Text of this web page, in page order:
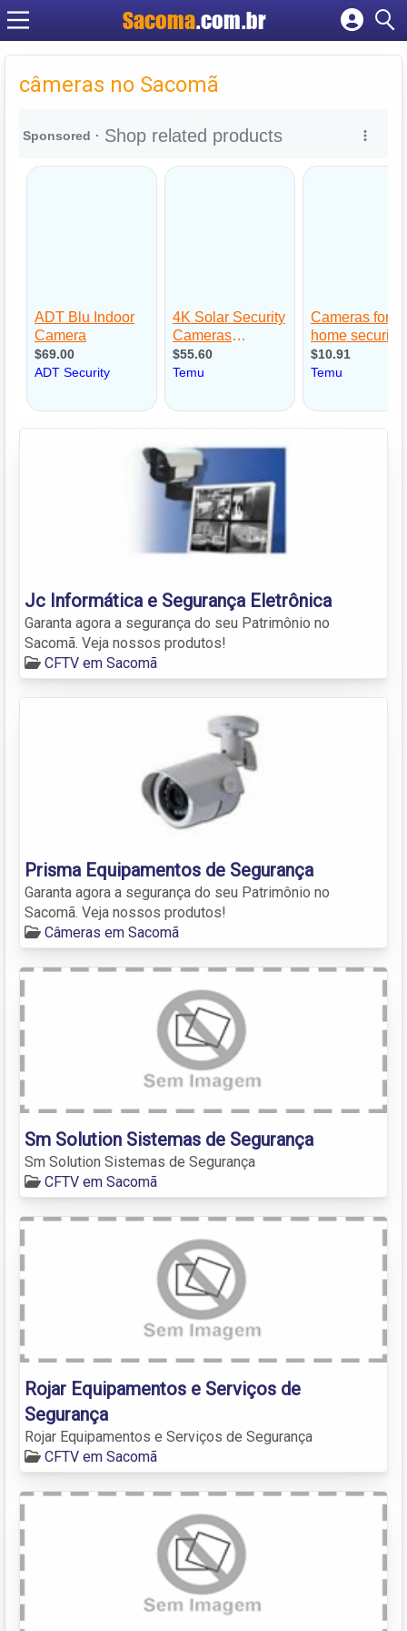
Sacoma.com.br
Cadastrar empresa
Fazer login
Criar conta
câmeras no Sacomã
Jc Informática e Segurança Eletrônica
Garanta agora a segurança do seu Patrimônio no
Sacomã. Veja nossos produtos!
CFTV em Sacomã
Prisma Equipamentos de Segurança
Garanta agora a segurança do seu Patrimônio no
Sacomã. Veja nossos produtos!
Câmeras em Sacomã
Sm Solution Sistemas de Segurança
Sm Solution Sistemas de Segurança
CFTV em Sacomã
Rojar Equipamentos e Serviços de
Segurança
Rojar Equipamentos e Serviços de Segurança
CFTV em Sacomã